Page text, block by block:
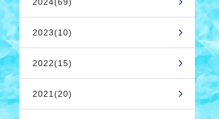
2023(10)
2022(15)
2021(20)